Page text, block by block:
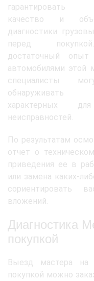
гарантировать
качество и
диагностики
перед
достаточный
автомобилями этой
специалисты
обнаруживать
характерных
неисправностей.
По результатам
отчет о
приведения ее в
или замена каких-
сориентировать
вложений.
Диагностика
покупкой
Выезд мастера на
покупкой можно